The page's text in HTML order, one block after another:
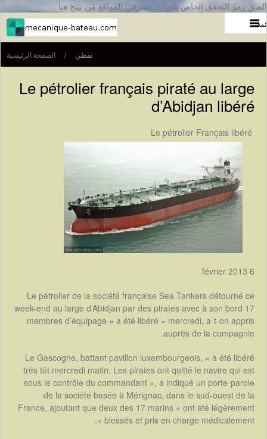
الصق رمز التحقق الخاص بأدوات مشرفي المواقع من بينج هنا
الصفحة الرئيسية / نفطي
Le pétrolier français piraté au large
d’Abidjan libéré
6 février 2013
Le pétrolier de la société française Sea Tankers détourné ce
week-end au large d’Abidjan par des pirates avec à son bord 17
membres d’équipage « a été libéré » mercredi, a-t-on appris
auprès de la compagnie.
Le Gascogne, battant pavillon luxembourgeois, « a été libéré
très tôt mercredi matin. Les pirates ont quitté le navire qui est
sous le contrôle du commandant », a indiqué un porte-parole
de la société basée à Mérignac, dans le sud-ouest de la
France, ajoutant que deux des 17 marins « ont été légèrement
blessés et pris en charge médicalement ».